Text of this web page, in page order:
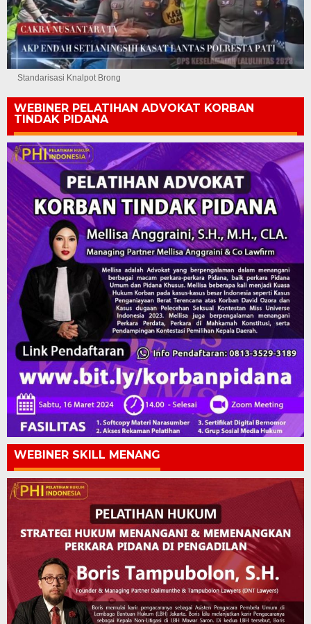
Standarisasi Knalpot Brong
WEBINER PELATIHAN ADVOKAT KORBAN
TINDAK PIDANA
WEBINER SKILL MENANG